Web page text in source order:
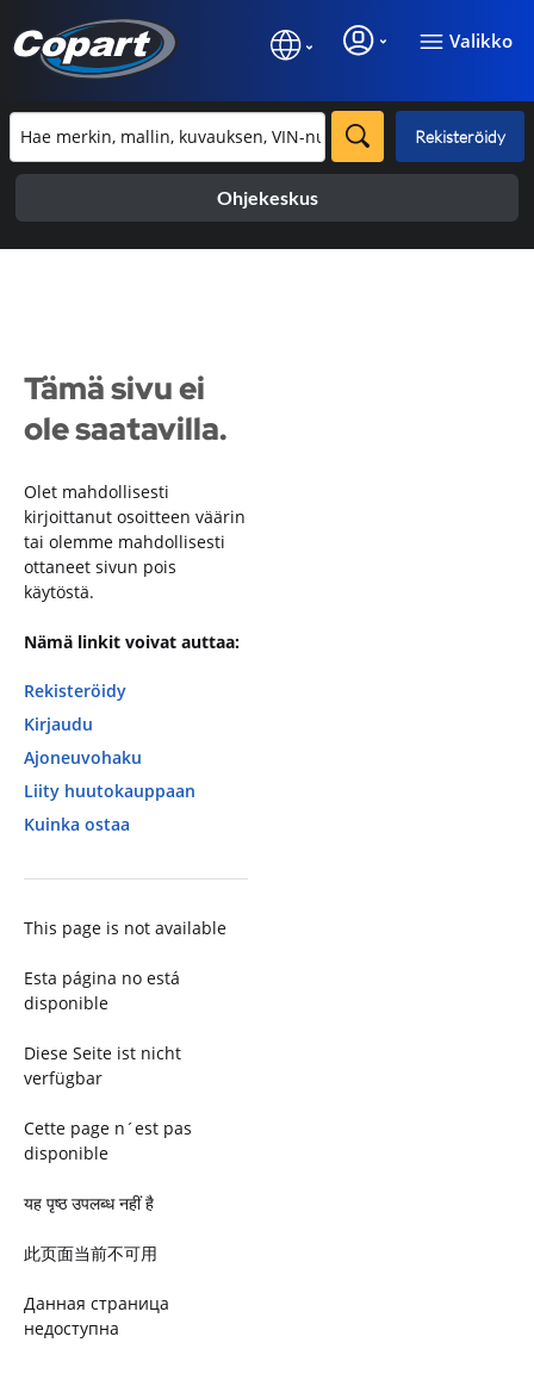
Valikko
Rekisteröidy
Ohjekeskus
Tämä sivu ei
ole saatavilla.
Olet mahdollisesti
kirjoittanut osoitteen väärin
tai olemme mahdollisesti
ottaneet sivun pois
käytöstä.
Nämä linkit voivat auttaa:
Rekisteröidy
Kirjaudu
Ajoneuvohaku
Liity huutokauppaan
Kuinka ostaa
This page is not available
Esta página no está
disponible
Diese Seite ist nicht
verfügbar
Cette page n´est pas
disponible
यह पृष्ठ उपलब्ध नहीं है
此页面当前不可用
Данная страница
недоступна